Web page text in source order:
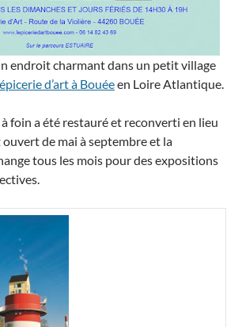
endroit charmant dans un petit village
d’art à Bouéeen Loire Atlantique.
foin a été restauré et reconverti en lieu
ouvert de mai à septembre et la
tous les mois pour des expositions